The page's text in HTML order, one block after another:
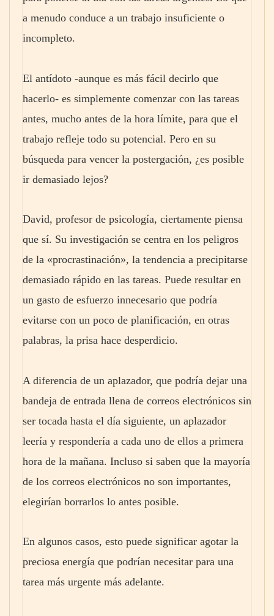
a menudo conduce a un trabajo insuficiente o
incompleto.
El antídoto -aunque es más fácil decirlo que
hacerlo- es simplemente comenzar con las tareas
antes, mucho antes de la hora límite, para que el
trabajo refleje todo su potencial. Pero en su
búsqueda para vencer la postergación, ¿es posible
ir demasiado lejos?
David, profesor de psicología, ciertamente piensa
que sí. Su investigación se centra en los peligros
de la «procrastinación», la tendencia a precipitarse
demasiado rápido en las tareas. Puede resultar en
un gasto de esfuerzo innecesario que podría
evitarse con un poco de planificación, en otras
palabras, la prisa hace desperdicio.
A diferencia de un aplazador, que podría dejar una
bandeja de entrada llena de correos electrónicos sin
ser tocada hasta el día siguiente, un aplazador
leería y respondería a cada uno de ellos a primera
hora de la mañana. Incluso si saben que la mayoría
de los correos electrónicos no son importantes,
elegirían borrarlos lo antes posible.
En algunos casos, esto puede significar agotar la
preciosa energía que podrían necesitar para una
tarea más urgente más adelante.